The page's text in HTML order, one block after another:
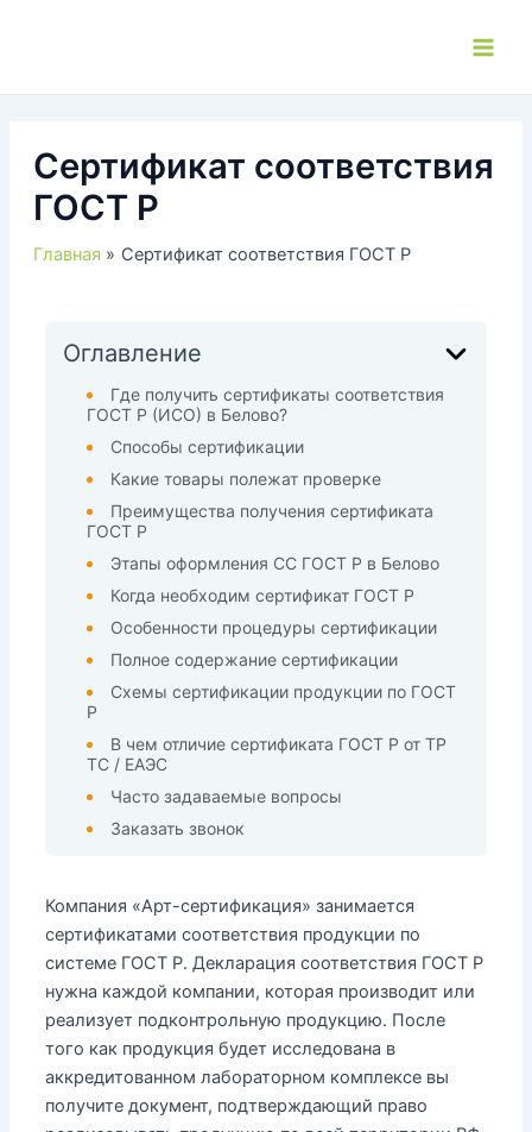
Сертификат соответствия
ГОСТ Р
Главная Сертификат соответствия ГОСТ Р
Оглавление
Где получить сертификаты соответствия
ГОСТ Р (ИСО) в Белово?
Способы сертификации
Какие товары полежат проверке
Преимущества получения сертификата
ГОСТ Р
Этапы оформления СС ГОСТ Р в Белово
Когда необходим сертификат ГОСТ Р
Особенности процедуры сертификации
Полное содержание сертификации
Схемы сертификации продукции по ГОСТ
Р
В чем отличие сертификата ГОСТ Р от ТР
ТС / ЕАЭС
Часто задаваемые вопросы
Заказать звонок
Компания «Арт-сертификация» занимается
сертификатами соответствия продукции по
системе ГОСТ Р. Декларация соответствия ГОСТ Р
нужна каждой компании, которая производит или
реализует подконтрольную продукцию. После
того как продукция будет исследована в
аккредитованном лабораторном комплексе вы
получите документ, подтверждающий право